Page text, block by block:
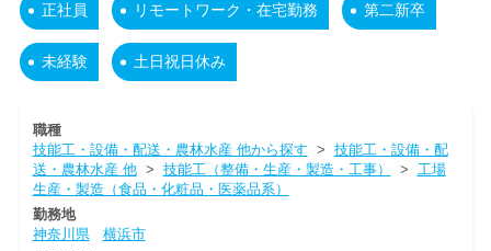
正社員 リモートワーク・在宅勤務 第二新卒
未経験 土日祝日休み
職種
技能工・設備・配送・農林水産 他から探す > 技能工・設備・配
送・農林水産 他> 技能工（整備・生産・製造・工事） > 工場
生産・製造（食品・化粧品・医薬品系）
勤務地
神奈川県
横浜市